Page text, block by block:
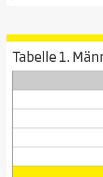
Tabelle 1.